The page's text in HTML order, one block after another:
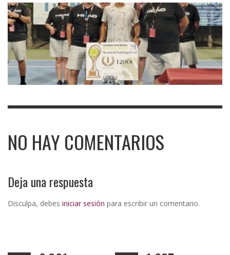
NO HAY COMENTARIOS
Deja una respuesta
Disculpa, debes iniciar sesión para escribir un comentario.